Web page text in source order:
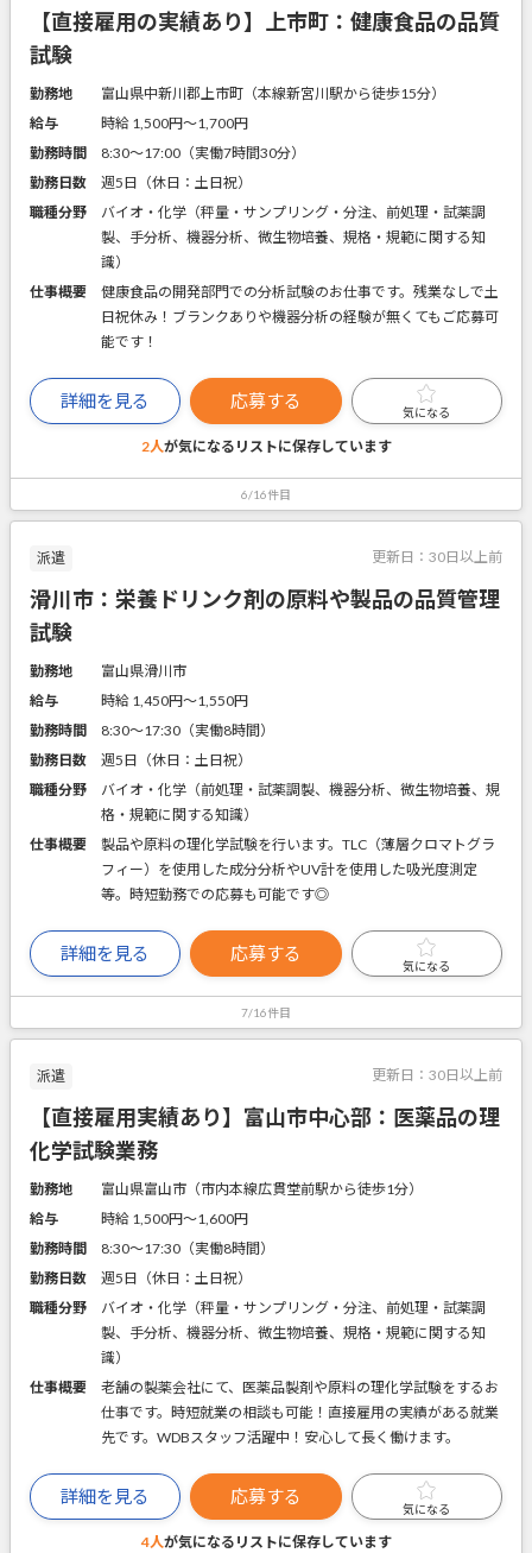
【直接雇用の実績あり】上市町：健康食品の品質
試験
勤務地
富山県中新川郡上市町（本線新宮川駅から徒歩15分）
給与
時給 1,500円〜1,700円
勤務時間
8:30～17:00（実働7時間30分）
勤務日数
週5日（休日：土日祝）
職種分野
バイオ・化学（秤量・サンプリング・分注、前処理・試薬調
製、手分析、機器分析、微生物培養、規格・規範に関する知
識）
仕事概要
健康食品の開発部門での分析試験のお仕事です。残業なしで土
日祝休み！ブランクありや機器分析の経験が無くてもご応募可
能です！
詳細を見る 応募する
気になる
2人が気になるリストに保存しています
6/16件目
派遣 更新日： 30日以上前
滑川市：栄養ドリンク剤の原料や製品の品質管理
試験
勤務地
富山県滑川市
給与
時給 1,450円〜1,550円
勤務時間
8:30～17:30（実働8時間）
勤務日数
週5日（休日：土日祝）
職種分野
バイオ・化学（前処理・試薬調製、機器分析、微生物培養、規
格・規範に関する知識）
仕事概要
製品や原料の理化学試験を行います。TLC（薄層クロマトグラ
フィー）を使用した成分分析やUV計を使用した吸光度測定
等。時短勤務での応募も可能です◎
詳細を見る 応募する
気になる
7/16件目
派遣 更新日： 30日以上前
【直接雇用実績あり】富山市中心部：医薬品の理
化学試験業務
勤務地
富山県富山市（市内本線広貫堂前駅から徒歩1分）
給与
時給 1,500円〜1,600円
勤務時間
8:30～17:30（実働8時間）
勤務日数
週5日（休日：土日祝）
職種分野
バイオ・化学（秤量・サンプリング・分注、前処理・試薬調
製、手分析、機器分析、微生物培養、規格・規範に関する知
識）
仕事概要
老舗の製薬会社にて、医薬品製剤や原料の理化学試験をするお
仕事です。時短就業の相談も可能！直接雇用の実績がある就業
先です。WDBスタッフ活躍中！安心して長く働けます。
詳細を見る 応募する
気になる
4人が気になるリストに保存しています